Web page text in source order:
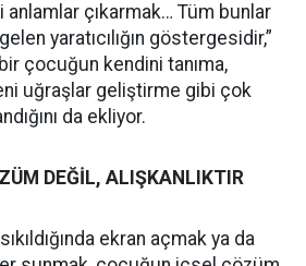
çıkarmak… Tüm bunlar
yaratıcılığın göstergesidir,”
bir çocuğun kendini tanıma,
uğraşlar geliştirme gibi çok
da ekliyor.
DEĞİL, ALIŞKANLIKTIR
ekran açmak ya da